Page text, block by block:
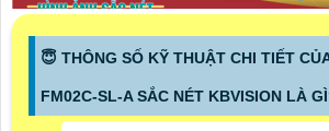
😇 THÔNG SỐ KỸ THUẬT CHI TIẾT
FM02C-SL-A SẮC NÉT KBVISION LÀ